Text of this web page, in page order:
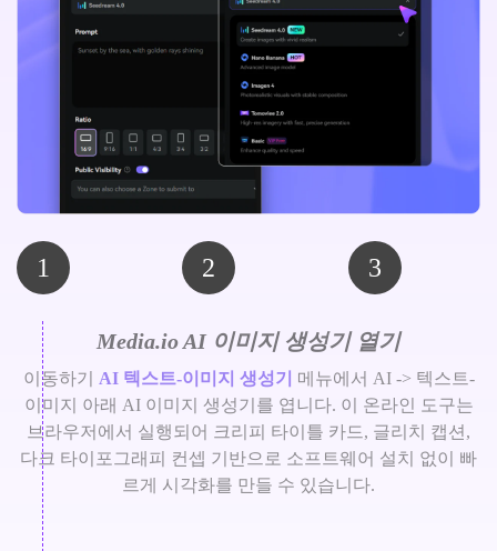
1 2 3
Media.io AI 이미지 생성기 열기
이동하기 AI 텍스트-이미지 생성기
메뉴에서 AI -> 텍스트-
이미지 아래 AI 이미지 생성기를 엽니다. 이 온라인 도구는
브라우저에서 실행되어 크리피 타이틀 카드, 글리치 캡션,
다크 타이포그래피 컨셉 기반으로 소프트웨어 설치 없이 빠
르게 시각화를 만들 수 있습니다.